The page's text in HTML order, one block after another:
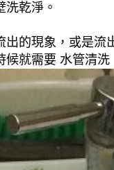
乾淨。
的現象，或是
就需要 水管清洗